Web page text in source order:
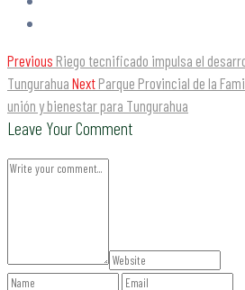
Previous Riego tecnificado impulsa el
Tungurahua Next Parque Provincial de la
unión y bienestar para Tungurahua
Leave Your Comment